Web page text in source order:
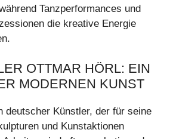
Tanzperformances und
die kreative Energie
OTTMAR HÖRL: EIN
MODERNEN KUNST
deutscher Künstler, der für seine
und Kunstaktionen